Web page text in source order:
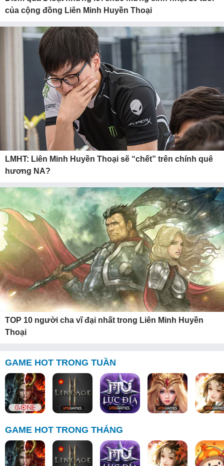
của cộng đồng Liên Minh Huyền Thoại
LMHT: Liên Minh Huyền Thoại sẽ “chết” trên chính quê
hương NA?
TOP 10 người cha vĩ đại nhất trong Liên Minh Huyền
Thoại
GAME HOT TRONG TUẦN
GAME HOT TRONG THÁNG